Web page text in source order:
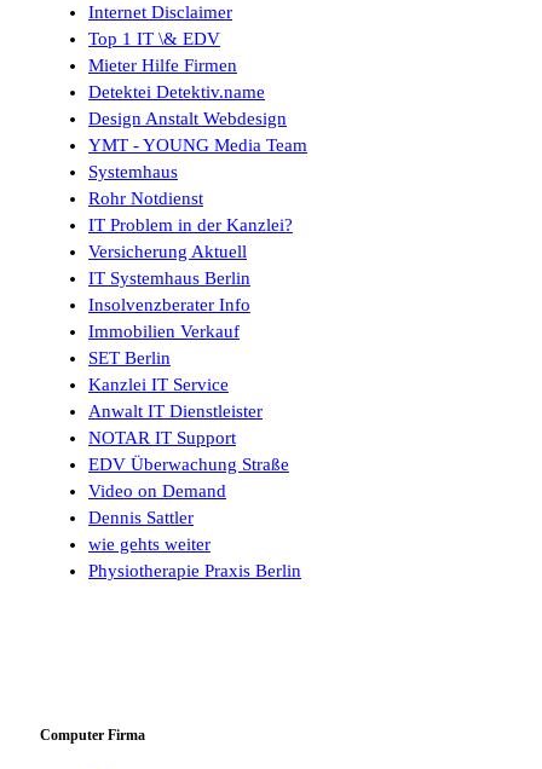
Internet Disclaimer
Top 1 IT \& EDV
Mieter Hilfe Firmen
Detektei Detektiv.name
Design Anstalt Webdesign
YMT - YOUNG Media Team
Systemhaus
Rohr Notdienst
IT Problem in der Kanzlei?
Versicherung Aktuell
IT Systemhaus Berlin
Insolvenzberater Info
Immobilien Verkauf
SET Berlin
Kanzlei IT Service
Anwalt IT Dienstleister
NOTAR IT Support
EDV Überwachung Straße
Video on Demand
Dennis Sattler
wie gehts weiter
Physiotherapie Praxis Berlin
Computer Firma